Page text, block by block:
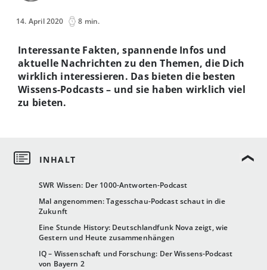
14. April 2020 8 min.
SWR Wissen: Der 1000-Antworten-Podcast
Mal angenommen: Tagesschau-Podcast schaut in die
Zukunft
Eine Stunde History: Deutschlandfunk Nova zeigt, wie
Gestern und Heute zusammenhängen
IQ – Wissenschaft und Forschung: Der Wissens-Podcast
von Bayern 2
Interessante Fakten, spannende Infos und
aktuelle Nachrichten zu den Themen, die Dich
wirklich interessieren. Das bieten die besten
Wissens-Podcasts – und sie haben wirklich viel
zu bieten.